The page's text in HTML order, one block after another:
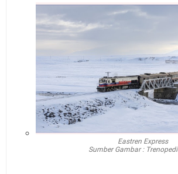
Eastren Express
Sumber Gambar :